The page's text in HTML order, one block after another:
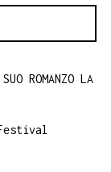
ROMANZO LA
Festival